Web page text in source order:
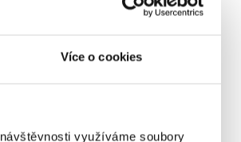
Více o cookies
využíváme soubory